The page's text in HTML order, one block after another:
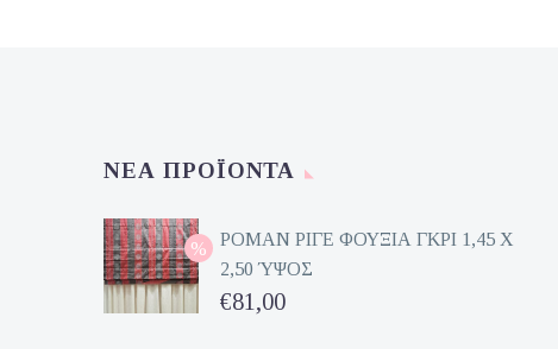
ΝΈΑ ΠΡΟΪΌΝΤΑ
ΡΟΜΑΝ ΡΙΓΕ ΦΟΥΞΙΑ ΓΚΡΙ 1,45 Χ
2,50 ΎΨΟΣ
Original
€81,00